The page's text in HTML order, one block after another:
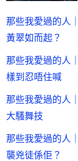
那些我愛過的人
黃翠如而起？
那些我愛過的人
樣到忍唔住喊
那些我愛過的人
大騷舞技
那些我愛過的人
襲兇徒係佢？